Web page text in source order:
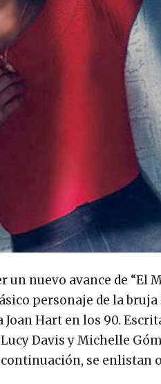
un nuevo avance de “El
personaje de la
Hart en los 90.
Davis y Michelle
se enlistan